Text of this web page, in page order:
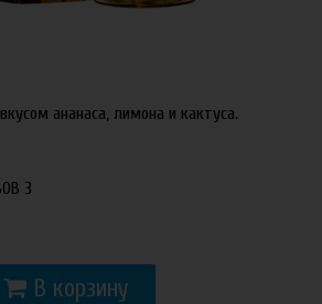
ананаса, лимона и кактуса.
3
В корзину